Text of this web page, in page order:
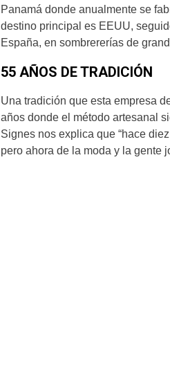
Panamá donde anualmente se
destino principal es EEUU,
España, en sombrererías de
55 AÑOS DE TRADICIÓN
Una tradición que esta empresa
años donde el método artesanal
Signes nos explica que “hace
pero ahora de la moda y la gente